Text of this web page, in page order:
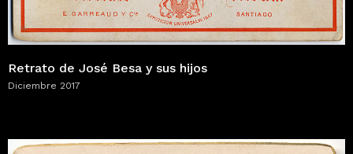
Retrato de José Besa y sus hijos
Diciembre 2017